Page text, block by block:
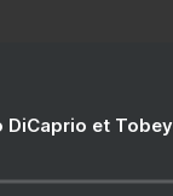
DiCaprio et